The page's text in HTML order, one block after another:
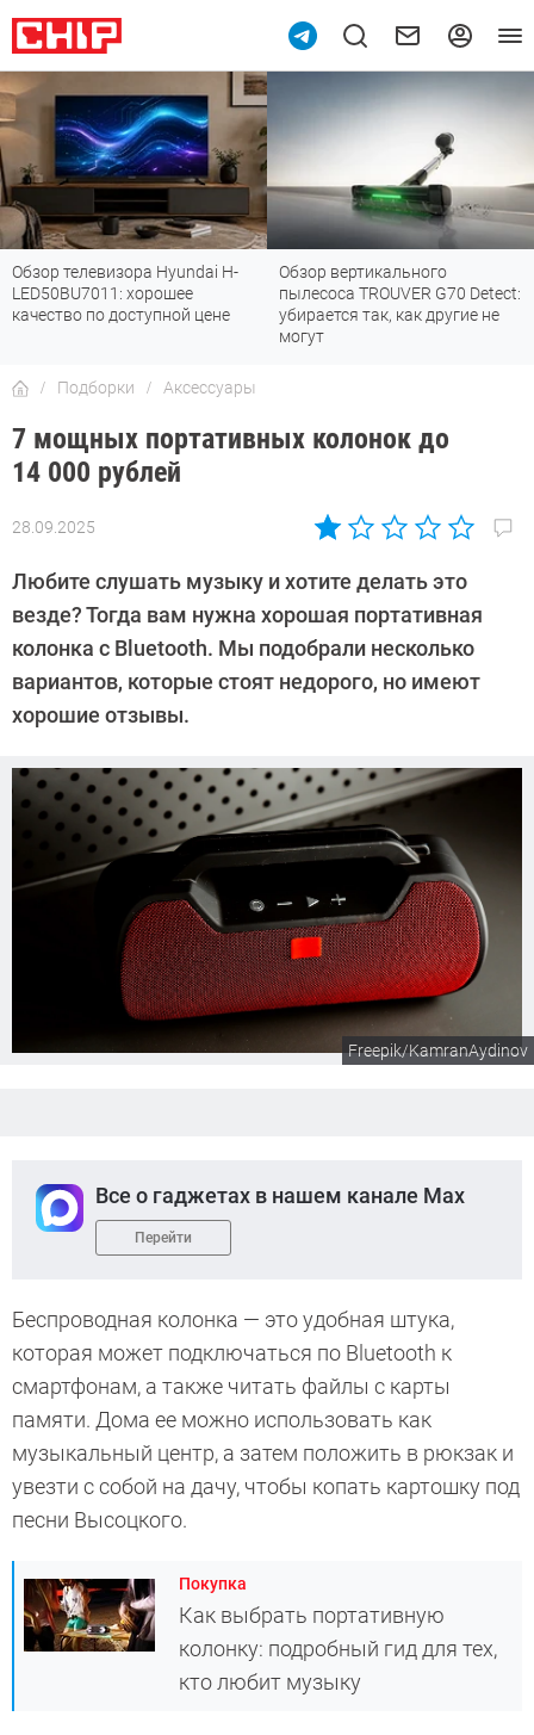
Обзор вертикального
пылесоса TROUVER G70 Detect:
убирается так, как другие не
Топ-8 недорогих роутеров
Fi 7: все «плюшки»
стандарта
Подборки Аксессуары
7 мощных портативных колонок до
14 000 рублей
28.09.2025
Автор:
Ивовый
Любите слушать музыку и хотите делать это
везде? Тогда вам нужна хорошая портативная
колонка с Bluetooth. Мы подобрали несколько
вариантов, которые стоят недорого, но имеют
хорошие отзывы.
Freepik/KamranAydinov
Все о гаджетах в нашем канале Max
Перейти
Беспроводная колонка — это удобная штука,
которая может подключаться по Bluetooth к
смартфонам, а также читать файлы с карты
памяти. Дома ее можно использовать как
музыкальный центр, а затем положить в рюкзак и
увезти с собой на дачу, чтобы копать картошку под
песни Высоцкого.
Покупка
Как выбрать портативную
колонку: подробный гид для тех,
кто любит музыку